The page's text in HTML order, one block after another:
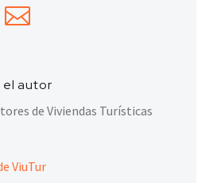
el autor
de Viviendas Turísticas
ViuTur